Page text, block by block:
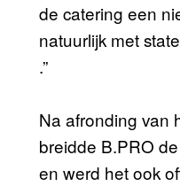
de catering een
natuurlijk met
.”
Na afronding van
breidde B.PRO
en werd het ook